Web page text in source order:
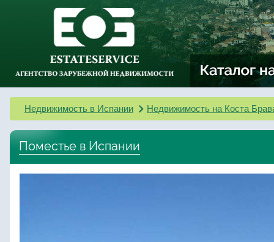
Недвижимость в Испании Недвижимость на Коста
Поместье в Испании